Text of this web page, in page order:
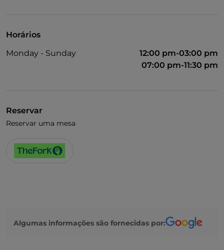
Horários
Monday - Sunday
12:00 pm-03:00 pm
07:00 pm-11:30 pm
Reservar
Reservar uma mesa
Algumas informações são fornecidas por: